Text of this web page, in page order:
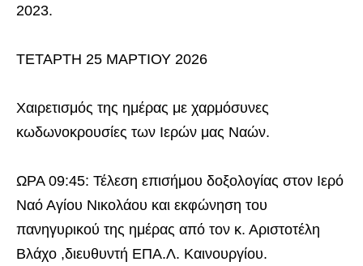
2023.
ΤΕΤΑΡΤΗ 25 ΜΑΡΤΙΟΥ 2026
Χαιρετισμός της ημέρας με χαρμόσυνες
κωδωνοκρουσίες των Ιερών μας Ναών.
ΩΡΑ 09:45: Τέλεση επισήμου δοξολογίας στον Ιερό
Ναό Αγίου Νικολάου και εκφώνηση του
πανηγυρικού της ημέρας από τον κ. Αριστοτέλη
Βλάχο ,διευθυντή ΕΠΑ.Λ. Καινουργίου.